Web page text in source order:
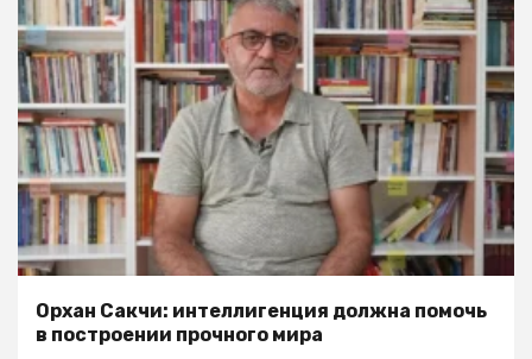
Орхан Сакчи: интеллигенция должна помочь
в построении прочного мира